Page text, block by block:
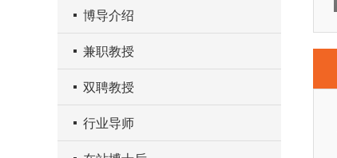
博导介绍
兼职教授
双聘教授
行业导师